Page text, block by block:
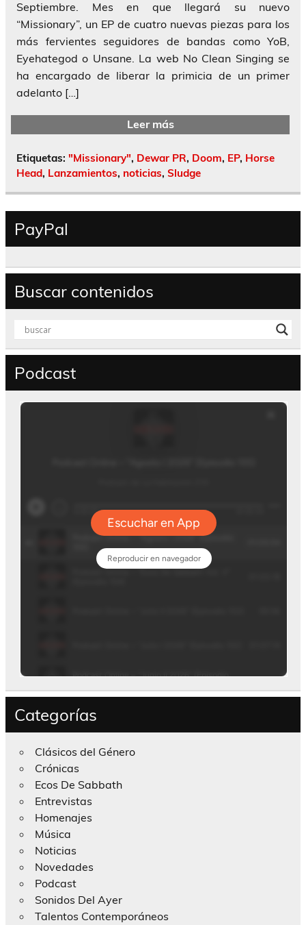
Septiembre. Mes en que llegará su nuevo
“Missionary”, un EP de cuatro nuevas piezas para los
más fervientes seguidores de bandas como YoB,
Eyehategod o Unsane. La web No Clean Singing se
ha encargado de liberar la primicia de un primer
adelanto […]
Leer más
Etiquetas: "Missionary", Dewar PR, Doom, EP, Horse
Head, Lanzamientos, noticias, Sludge
PayPal
Buscar contenidos
Podcast
Categorías
Clásicos del Género
Crónicas
Ecos De Sabbath
Entrevistas
Homenajes
Música
Noticias
Novedades
Podcast
Sonidos Del Ayer
Talentos Contemporáneos